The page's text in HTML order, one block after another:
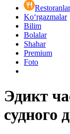
Restoranlar
Ko‘rgazmalar
Bilim
Bolalar
Shahar
Premium
Foto
Эдикт
судного